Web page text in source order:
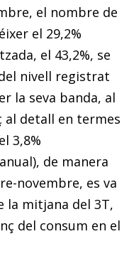
el nombre de
el 29,2%
el 43,2%, se
nivell registrat
la seva banda, al
al detall en termes
3,8%
de manera
novembre, es va
la mitjana del 3T,
del consum en el